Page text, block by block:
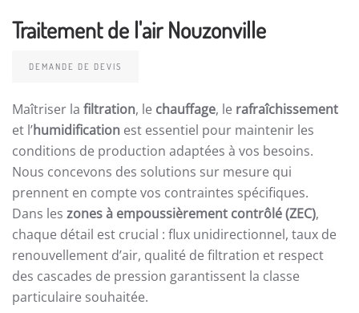
Traitement de l'air Nouzonville
DEMANDE DE DEVIS
Maîtriser la filtration, le chauffage, le rafraîchissement
et l’humidification est essentiel pour maintenir les
conditions de production adaptées à vos besoins.
Nous concevons des solutions sur mesure qui
prennent en compte vos contraintes spécifiques.
Dans les zones à empoussièrement contrôlé (ZEC),
chaque détail est crucial : flux unidirectionnel, taux de
renouvellement d’air, qualité de filtration et respect
des cascades de pression garantissent la classe
particulaire souhaitée.